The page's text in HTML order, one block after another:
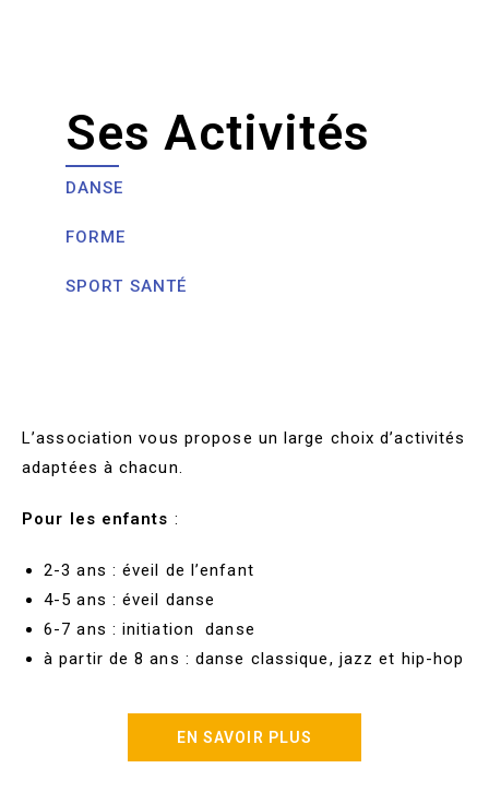
Ses Activités
DANSE
FORME
SPORT SANTÉ
L’association vous propose un large choix d’activités
adaptées à chacun.
Pour les enfants :
2-3 ans : éveil de l’enfant
4-5 ans : éveil danse
6-7 ans : initiation danse
à partir de 8 ans : danse classique, jazz et hip-hop
EN SAVOIR PLUS